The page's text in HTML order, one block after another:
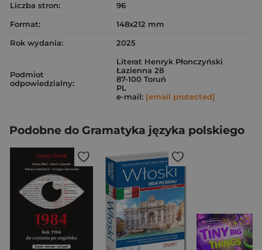
Liczba stron:
96
Format:
148x212 mm
Rok wydania:
2025
Podmiot
odpowiedzialny:
Literat Henryk Płonczyński
Łazienna 28
87-100 Toruń
PL
e-mail: [email protected]
Podobne do Gramatyka języka polskiego